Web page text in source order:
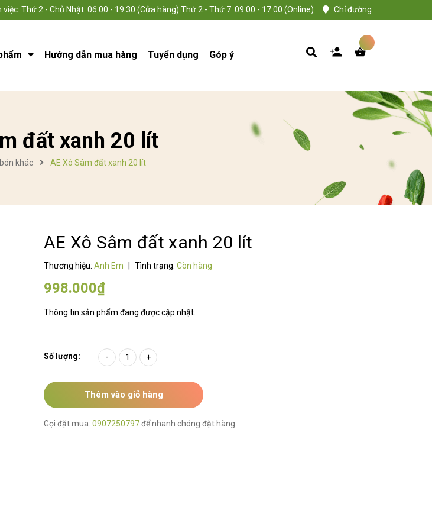
việc: Thứ 2 - Chủ Nhật: 06:00 - 19:30 (Cửa hàng) Thứ 2 - Thứ 7: 09:00 - 17:00 (Online) Chỉ đường
Hướng dẫn mua hàng Tuyển dụng Góp ý
đất xanh 20 lít
khác AE Xô Sâm đất xanh 20 lít
AE Xô Sâm đất xanh 20 lít
Thương hiệu: Anh Em Tình trạng: Còn hàng
998.000₫
Thông tin sản phẩm đang được cập nhật.
Số lượng: - +
Thêm vào giỏ hàng
Gọi đặt mua: 0907250797để nhanh chóng đặt hàng